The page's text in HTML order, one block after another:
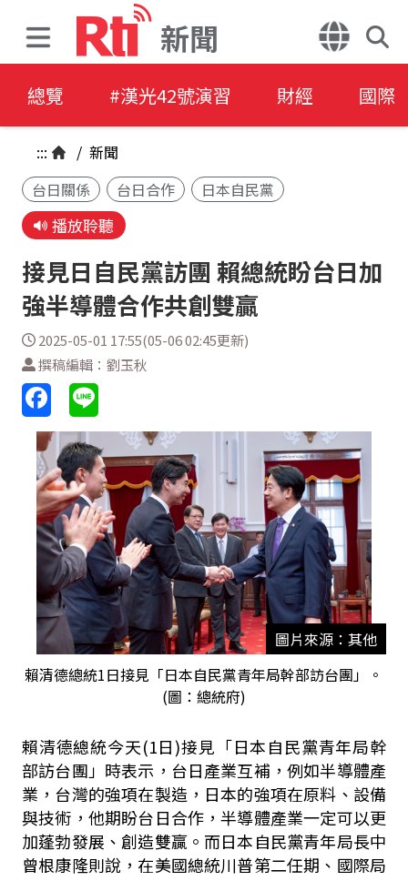
新聞
總覽 #漢光42號演習 財經 國際
::: / 新聞
台日關係
台日合作 日本自民黨
播放聆聽
接見日自民黨訪團 賴總統盼台日加
強半導體合作共創雙贏
2025-05-01 17:55(05-06 02:45更新)
撰稿編輯：劉玉秋
圖片來源：其他
賴清德總統1日接見「日本自民黨青年局幹部訪台團」。
(圖：總統府)
賴清德總統今天(1日)接見「日本自民黨青年局幹
部訪台團」時表示，台日產業互補，例如半導體產
業，台灣的強項在製造，日本的強項在原料、設備
與技術，他期盼台日合作，半導體產業一定可以更
加蓬勃發展、創造雙贏。而日本自民黨青年局長中
曾根康隆則說，在美國總統川普第二任期、國際局